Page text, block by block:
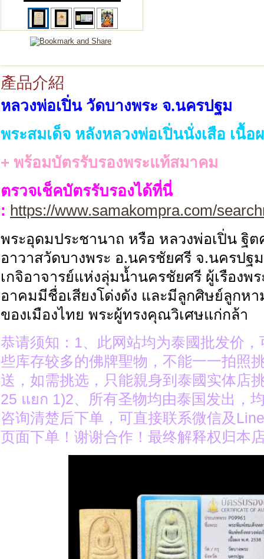
產品介紹
หลวงพ่อเปิ่น วัดบางพระ จ.นครปฐม
พระสมเด็จ หลังหลวงพ่อเปิ่นนั่งเสือ เนื้อ
+ พร้อมบัตรรับรองพระแท้สมาคม
ตรวจเช็คบัตรรับรองได้ที่นี่
: https://www.samakompra.com/
พระอุดมประชานาถ หรือ หลวงพ่อเปิ่น ฐิ
อาวาสวัดบางพระ อ.นครชัยศรี จ.นครปฐ
เกจิอาจารย์แห่งลุ่มน้ำนครชัยศรี ผู้เรืองพ
อาคมมีชื่อเสียงโด่งดัง และมีลูกศิษย์ลูกห
ของเมืองไทย พระผู้ทรงคุณวิเศษแก่กล้า
恭请须知：1、此网站均为泰國批发价
些库存较多的佛牌聖物，不能一一拍照
送，如需挑选，只能親身到泰國实体店
25 แยก 1)2、所有圣物均由泰国发出，
咨询清楚后下单，可直接联系微信及
页面下单！谢谢合作！最终解释权归本